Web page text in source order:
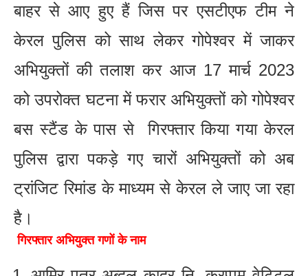
बाहर से आए हुए हैं जिस पर एसटीएफ टीम ने
केरल पुलिस को साथ लेकर गोपेश्वर में जाकर
अभियुक्तों की तलाश कर आज 17 मार्च 2023
को उपरोक्त घटना में फरार अभियुक्तों को गोपेश्वर
बस स्टैंड के पास से गिरफ्तार किया गया केरल
पुलिस द्वारा पकड़े गए चारों अभियुक्तों को अब
ट्रांजिट रिमांड के माध्यम से केरल ले जाए जा रहा
है।
गिरफ्तार अभियुक्त गणों के नाम